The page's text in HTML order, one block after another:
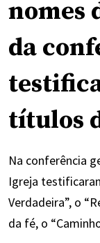
nomes
da
títulos
Na conferência
Igreja
Verdadeira”, o
da fé, o